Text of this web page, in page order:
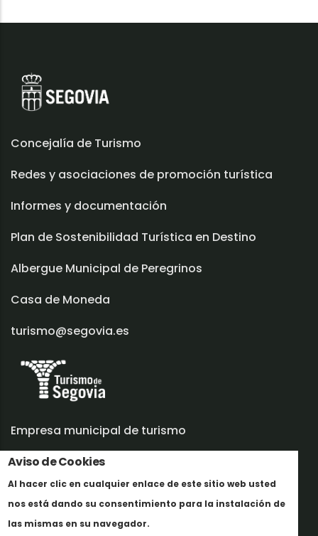
Aviso de Cookies
Al hacer clic en cualquier enlace de este sitio web usted
nos está dando su consentimiento para la instalación de
las mismas en su navegador.
Concejalía de Turismo
Redes y asociaciones de promoción turística
Informes y documentación
Plan de Sostenibilidad Turística en Destino
Albergue Municipal de Peregrinos
Casa de Moneda
turismo@segovia.es
Empresa municipal de turismo
Trabaja con nosotros
Informes y documentación
Perfil del contratante